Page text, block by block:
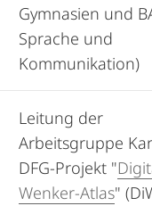
Gymnasien und
Sprache und
Kommunikation)
Leitung der
Arbeitsgruppe
DFG-Projekt "
Wenker-Atlas"